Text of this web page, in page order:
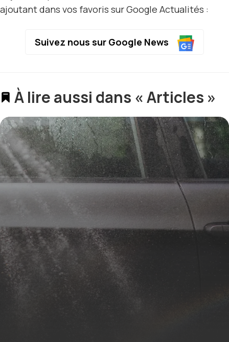
ajoutant dans vos favoris sur Google Actualités :
Suivez nous sur Google News
À lire aussi dans « Articles »